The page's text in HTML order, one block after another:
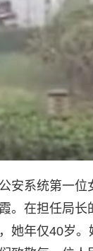
安系统第一位
。在担任局
她年仅40岁